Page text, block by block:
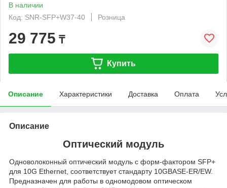
В наличии
Код: SNR-SFP+W37-40
Розница
29 775 ₸
Купить
Описание Характеристики Доставка Оплата
Описание
Оптический модуль
Одноволоконный оптический модуль с форм-фактором SFP+
для 10G Ethernet, соответствует стандарту 10GBASE-ER/EW.
Предназначен для работы в одномодовом оптическом